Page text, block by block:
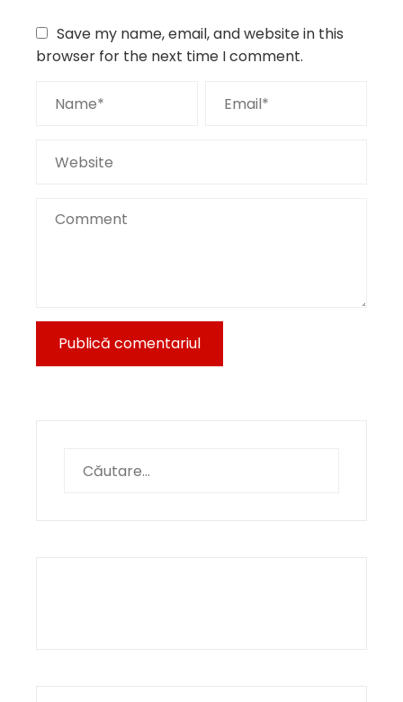
Save my name, email, and website in this
browser for the next time I comment.
după: